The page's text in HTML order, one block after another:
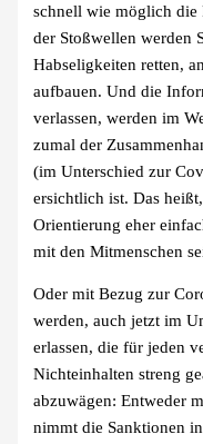
schnell wie möglich die
der Stoßwellen werden
Habseligkeiten retten,
aufbauen. Und die
verlassen, werden im
zumal der
(im Unterschied zur
ersichtlich ist. Das
Orientierung eher
mit den Mitmenschen
Oder mit Bezug zur
werden, auch jetzt im
erlassen, die für jeden
Nichteinhalten streng
abzuwägen: Entweder
nimmt die Sanktionen